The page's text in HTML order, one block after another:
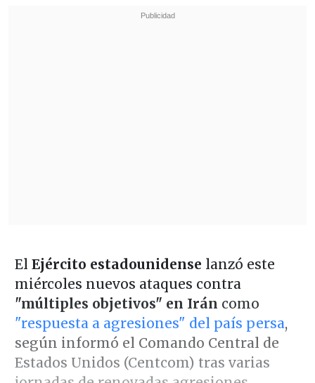
El Ejército estadounidense lanzó este
miércoles nuevos ataques contra
"múltiples objetivos" en Irán como
"respuesta a agresiones" del país persa,
según informó el Comando Central de
Estados Unidos (Centcom) tras varias